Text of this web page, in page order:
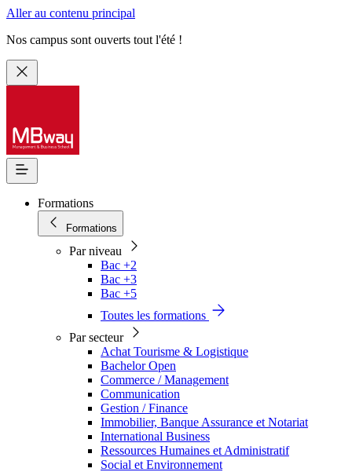
Aller au contenu principal
Nos campus sont ouverts tout l'été !
Formations
Formations
Par niveau
Bac +2
Bac +3
Bac +5
Toutes les formations
Par secteur
Achat Tourisme & Logistique
Bachelor Open
Commerce / Management
Communication
Gestion / Finance
Immobilier, Banque Assurance et Notariat
International Business
Ressources Humaines et Administratif
Social et Environnement